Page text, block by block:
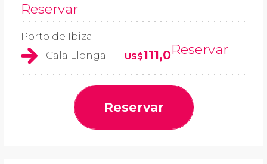
Reservar
Porto de Ibiza
Cala Llonga
US$111,0Reservar
Reservar